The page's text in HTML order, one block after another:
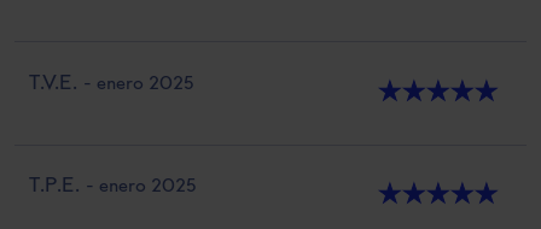
T.V.E. - enero 2025 ★★★★★
T.P.E. - enero 2025 ★★★★★